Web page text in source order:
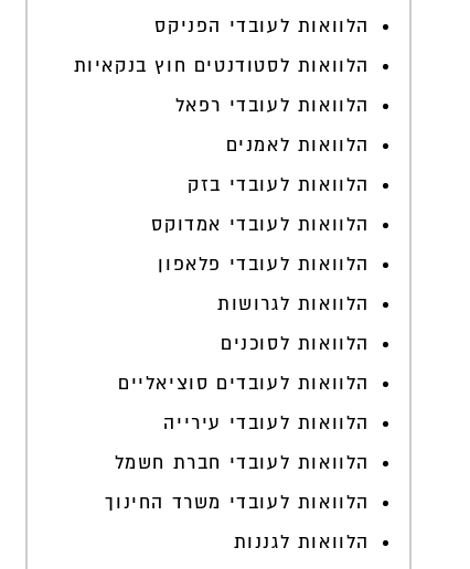
הלוואות לעובדי הפניקס
הלוואות לסטודנטים חוץ בנקאיות
הלוואות לעובדי רפאל
הלוואות לאמנים
הלוואות לעובדי בזק
הלוואות לעובדי אמדוקס
הלוואות לעובדי פלאפון
הלוואות לגרושות
הלוואות לסוכנים
הלוואות לעובדים סוציאליים
הלוואות לעובדי עירייה
הלוואות לעובדי חברת חשמל
הלוואות לעובדי משרד החינוך
הלוואות לגננות